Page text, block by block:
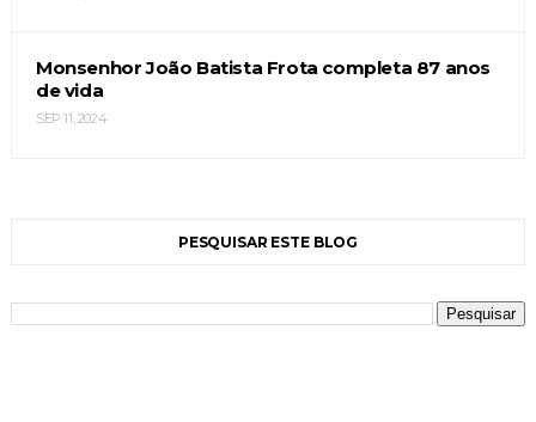
Monsenhor João Batista Frota completa 87 anos
de vida
SEP 11, 2024
PESQUISAR ESTE BLOG